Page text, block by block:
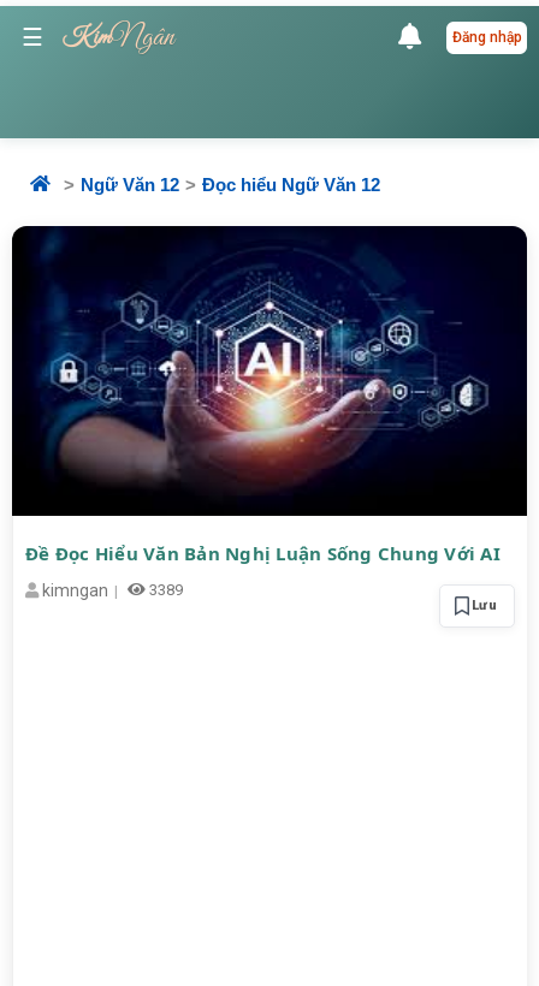
☰ KimNgân Đăng nhập
Ngữ Văn 12 Đọc hiểu Ngữ Văn 12
Đề Đọc Hiểu Văn Bản Nghị Luận Sống Chung Với AI
kimngan 3389
Lưu